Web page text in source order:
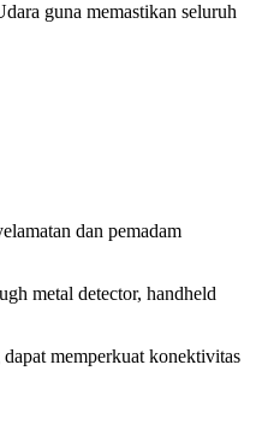
guna memastikan seluruh
dan pemadam
metal detector, handheld
memperkuat konektivitas